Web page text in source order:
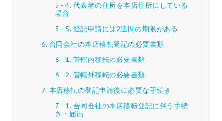
代表者の住所を本店住所にしている
場合
登記申請には2週間の期限がある
合同会社の本店移転登記の必要書類
管轄内移転の必要書類
管轄外移転の必要書類
本店移転の登記申請後に必要な手続き
合同会社の本店移転登記に伴う手続
き・届出